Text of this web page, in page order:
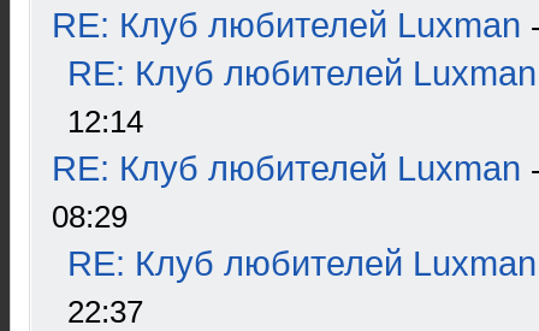
RE: Клуб любителей Luxman
RE: Клуб любителей Luxman
12:14
RE: Клуб любителей Luxman
08:29
RE: Клуб любителей Luxman
22:37